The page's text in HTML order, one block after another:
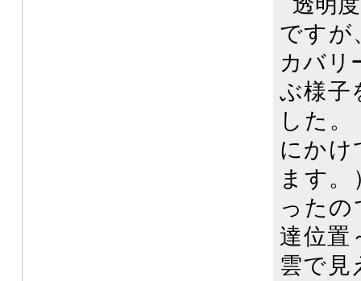
ですが
カバリ
ぶ様子
した
にかけ
ます
ったの
達位置
雲で見